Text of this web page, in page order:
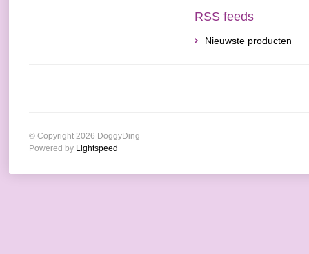
RSS feeds
Nieuwste producten
© Copyright 2026 DoggyDing
Powered by Lightspeed